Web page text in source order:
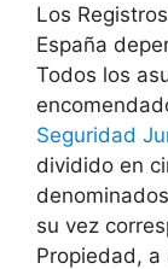
Los
España
Todos los
Seguridad
dividido en
su vez
Propiedad,